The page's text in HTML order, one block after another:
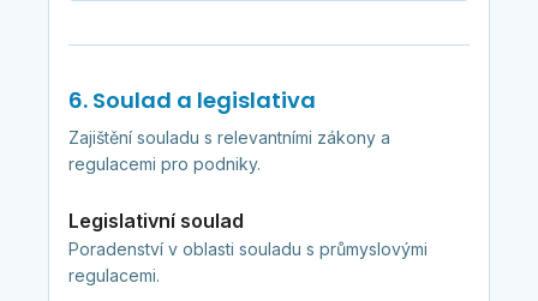
6. Soulad a legislativa
Zajištění souladu s relevantními zákony a
regulacemi pro podniky.
Legislativní soulad
Poradenství v oblasti souladu s průmyslovými
regulacemi.